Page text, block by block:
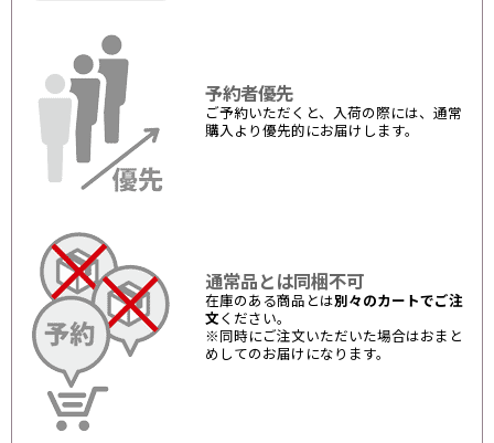
予約者優先
ご予約いただくと、入荷の際には、通常
購入より優先的にお届けします。
通常品とは同梱不可
在庫のある商品とは別々のカートでご注
文 ください。
※同時にご注文いただいた場合はおまと
めしてのお届けになります。